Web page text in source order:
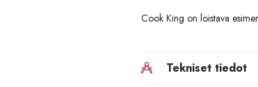
Cook King on loistava
Tekniset tiedot